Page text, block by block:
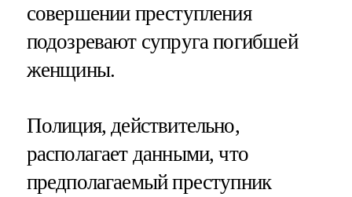
совершении преступления
подозревают супруга погибшей
женщины.
Полиция, действительно,
располагает данными, что
предполагаемый преступник